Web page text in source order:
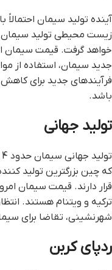
آینده تولید سیمان
زیست محیطی تولید سیمان
خواهد گرفت. قیمت سیمان
جدید سیمان، استفاده از
فرآیندهای جدید برای کاهش
باشد.
تولید جهانی
که چین بزرگترین تولید
قرار دارند. قیمت سیمان
ترکیه و ویتنام هستند.
شهرنشینی، تقاضا برای
ردپای کربن